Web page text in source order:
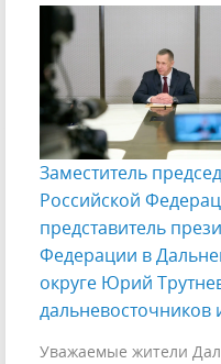
Заместитель
Российской
представитель
Федерации в
округе Юрий
дальневосточников
Уважаемые жители